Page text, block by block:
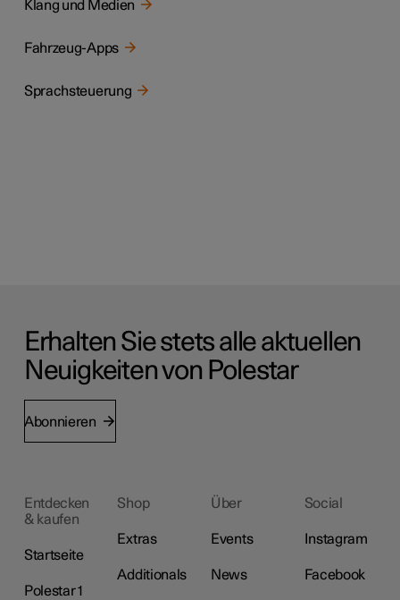
Klang und Medien
Fahrzeug-Apps
Sprachsteuerung
Erhalten Sie stets alle aktuellen
Neuigkeiten von Polestar
Abonnieren
Entdecken
& kaufen
Startseite
Polestar 1
Shop
Extras
Additionals
Über
Events
News
Social
Instagram
Facebook